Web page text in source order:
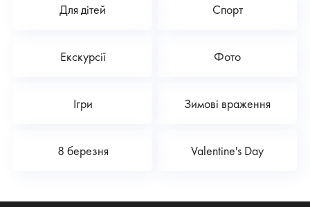
Для дітей Спорт
Екскурсії Фото
Ігри Зимові враження
8 березня Valentine's Day